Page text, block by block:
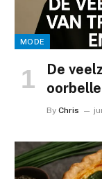
MODE
De
By Chris